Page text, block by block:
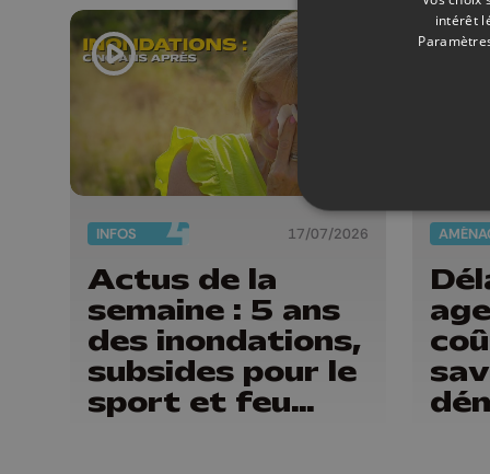
INFOS 17/07/2026
Actus de la
semaine : 5 ans
des inondations,
subsides pour le
sport et feu
intérêt